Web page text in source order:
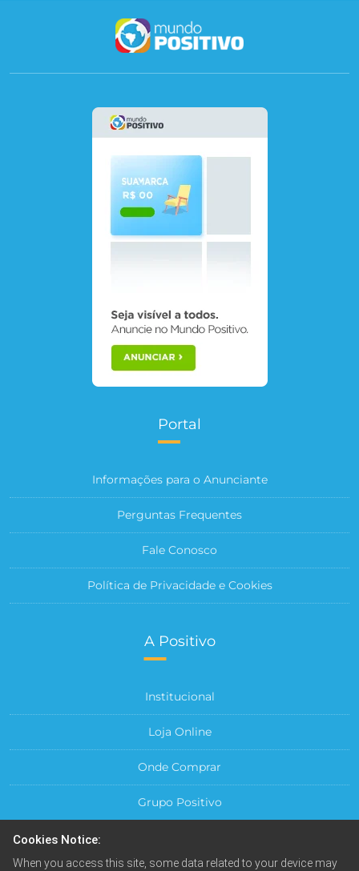
Portal
Informações para o Anunciante
Perguntas Frequentes
Fale Conosco
Política de Privacidade e Cookies
A Positivo
Institucional
Loja Online
Onde Comprar
Grupo Positivo
Cookies Notice:
When you access this site, some data related to your device may